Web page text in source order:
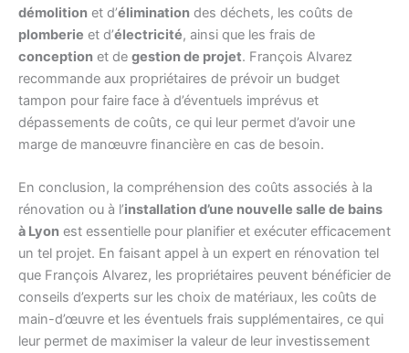
démolition et d’élimination des déchets, les coûts de
plomberie et d’électricité, ainsi que les frais de
conception et de gestion de projet. François Alvarez
recommande aux propriétaires de prévoir un budget
tampon pour faire face à d’éventuels imprévus et
dépassements de coûts, ce qui leur permet d’avoir une
marge de manœuvre financière en cas de besoin.
En conclusion, la compréhension des coûts associés à la
rénovation ou à l’installation d’une nouvelle salle de bains
à Lyon est essentielle pour planifier et exécuter efficacement
un tel projet. En faisant appel à un expert en rénovation tel
que François Alvarez, les propriétaires peuvent bénéficier de
conseils d’experts sur les choix de matériaux, les coûts de
main-d’œuvre et les éventuels frais supplémentaires, ce qui
leur permet de maximiser la valeur de leur investissement